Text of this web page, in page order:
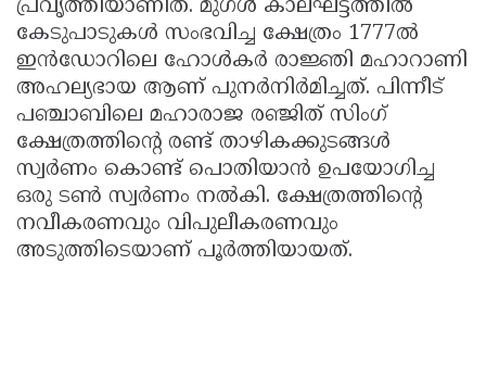
പ്രവൃത്തിയാണിത്. മുഗള്‍ കാലഘട്ടത്തില്‍
കേടുപാടുകള്‍ സംഭവിച്ച ക്ഷേത്രം 1777ല്‍
ഇന്‍ഡോറിലെ ഹോള്‍കര്‍ രാജ്ഞി മഹാറാണി
അഹല്യഭായ ആണ് പുനര്‍നിര്‍മിച്ചത്. പിന്നീട്
പഞ്ചാബിലെ മഹാരാജ രഞ്ജിത് സിംഗ്
ക്ഷേത്രത്തിന്റെ രണ്ട് താഴികക്കുടങ്ങള്‍
സ്വര്‍ണം കൊണ്ട് പൊതിയാന്‍ ഉപയോഗിച്ച
ഒരു ടണ്‍ സ്വര്‍ണം നല്‍കി. ക്ഷേത്രത്തിന്റെ
നവീകരണവും വിപുലീകരണവും
അടുത്തിടെയാണ് പൂര്‍ത്തിയായത്.